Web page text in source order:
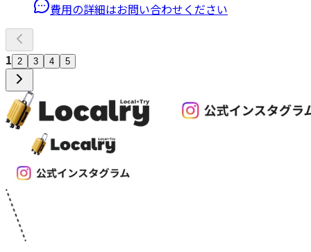
費用の詳細はお問い合わせください
1 2 3 4 5